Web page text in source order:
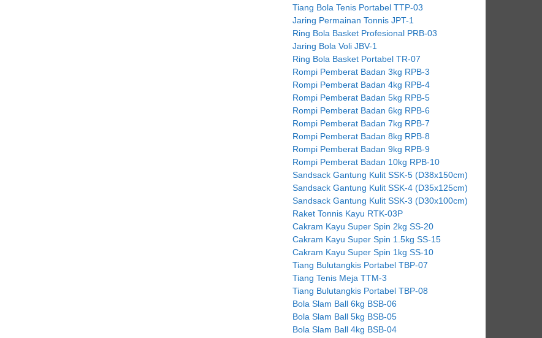
Tiang Bola Tenis Portabel TTP-03
Jaring Permainan Tonnis JPT-1
Ring Bola Basket Profesional PRB-03
Jaring Bola Voli JBV-1
Ring Bola Basket Portabel TR-07
Rompi Pemberat Badan 3kg RPB-3
Rompi Pemberat Badan 4kg RPB-4
Rompi Pemberat Badan 5kg RPB-5
Rompi Pemberat Badan 6kg RPB-6
Rompi Pemberat Badan 7kg RPB-7
Rompi Pemberat Badan 8kg RPB-8
Rompi Pemberat Badan 9kg RPB-9
Rompi Pemberat Badan 10kg RPB-10
Sandsack Gantung Kulit SSK-5 (D38x150cm)
Sandsack Gantung Kulit SSK-4 (D35x125cm)
Sandsack Gantung Kulit SSK-3 (D30x100cm)
Raket Tonnis Kayu RTK-03P
Cakram Kayu Super Spin 2kg SS-20
Cakram Kayu Super Spin 1.5kg SS-15
Cakram Kayu Super Spin 1kg SS-10
Tiang Bulutangkis Portabel TBP-07
Tiang Tenis Meja TTM-3
Tiang Bulutangkis Portabel TBP-08
Bola Slam Ball 6kg BSB-06
Bola Slam Ball 5kg BSB-05
Bola Slam Ball 4kg BSB-04